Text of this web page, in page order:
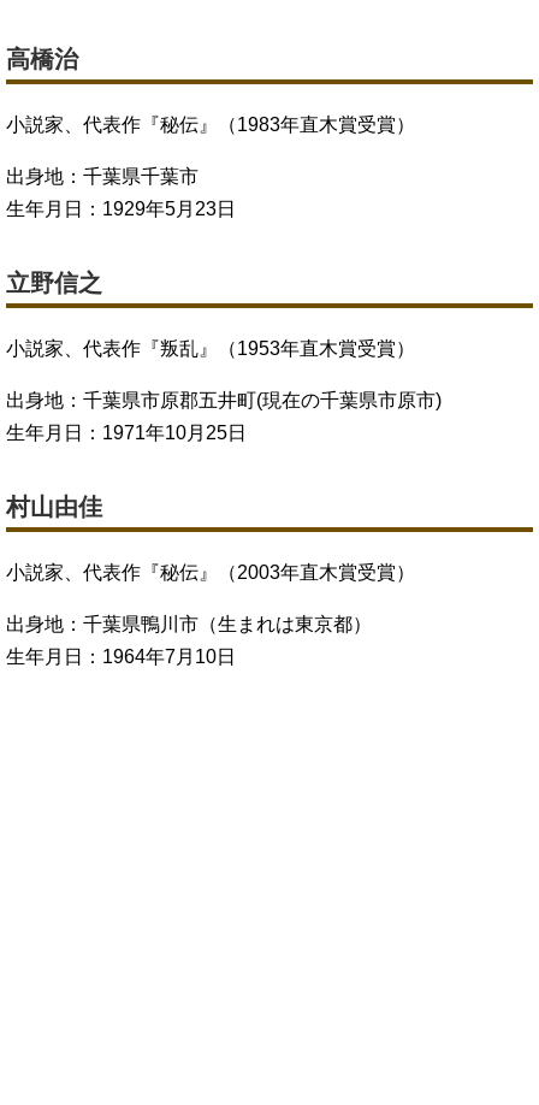
高橋治
小説家、代表作『秘伝』（1983年直木賞受賞）
出身地：千葉県千葉市
生年月日：1929年5月23日
立野信之
小説家、代表作『叛乱』（1953年直木賞受賞）
出身地：千葉県市原郡五井町(現在の千葉県市原市)
生年月日：1971年10月25日
村山由佳
小説家、代表作『秘伝』（2003年直木賞受賞）
出身地：千葉県鴨川市（生まれは東京都）
生年月日：1964年7月10日